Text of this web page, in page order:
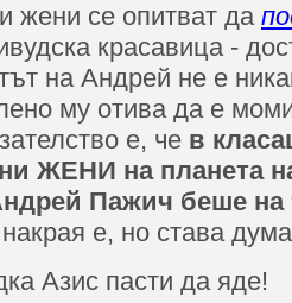
жени се опитват да
красавица -
на Андрей не е
му отива да е
е, че в
ЖЕНИ на планета
Пажич беше на
е, но става
Азис пасти да яде!